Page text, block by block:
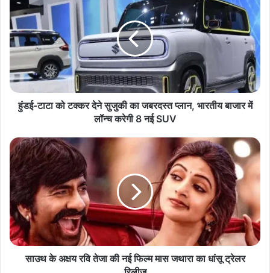
ई
-
टा
टा
को
ट
क्क
सु
जु
की
का
ज
ब
र
द
स्त
हुंडई-टाटा को टक्कर देने सुजुकी का जबरदस्त प्लान, भारतीय बाजार में
लॉन्च करेगी 8 नई SUV
सा
उ
थ
के
अ
य
र
वि
साउथ के अक्षय रवि तेजा की नई फिल्म मास जथारा का धांसू ट्रेलर